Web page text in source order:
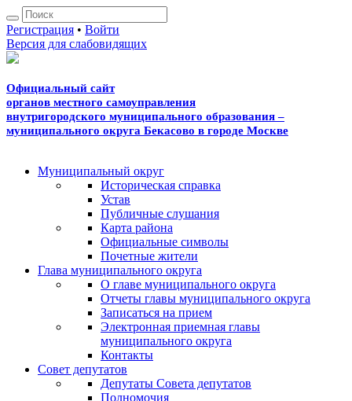
Регистрация • Войти
Версия для слабовидящих
Официальный сайт
органов местного самоуправления
внутригородского муниципального образования –
муниципального округа Бекасово в городе Москве
Муниципальный округ
Историческая справка
Устав
Публичные слушания
Карта района
Официальные символы
Почетные жители
Глава муниципального округа
О главе муниципального округа
Отчеты главы муниципального округа
Записаться на прием
Электронная приемная главы
муниципального округа
Контакты
Совет депутатов
Депутаты Совета депутатов
Полномочия